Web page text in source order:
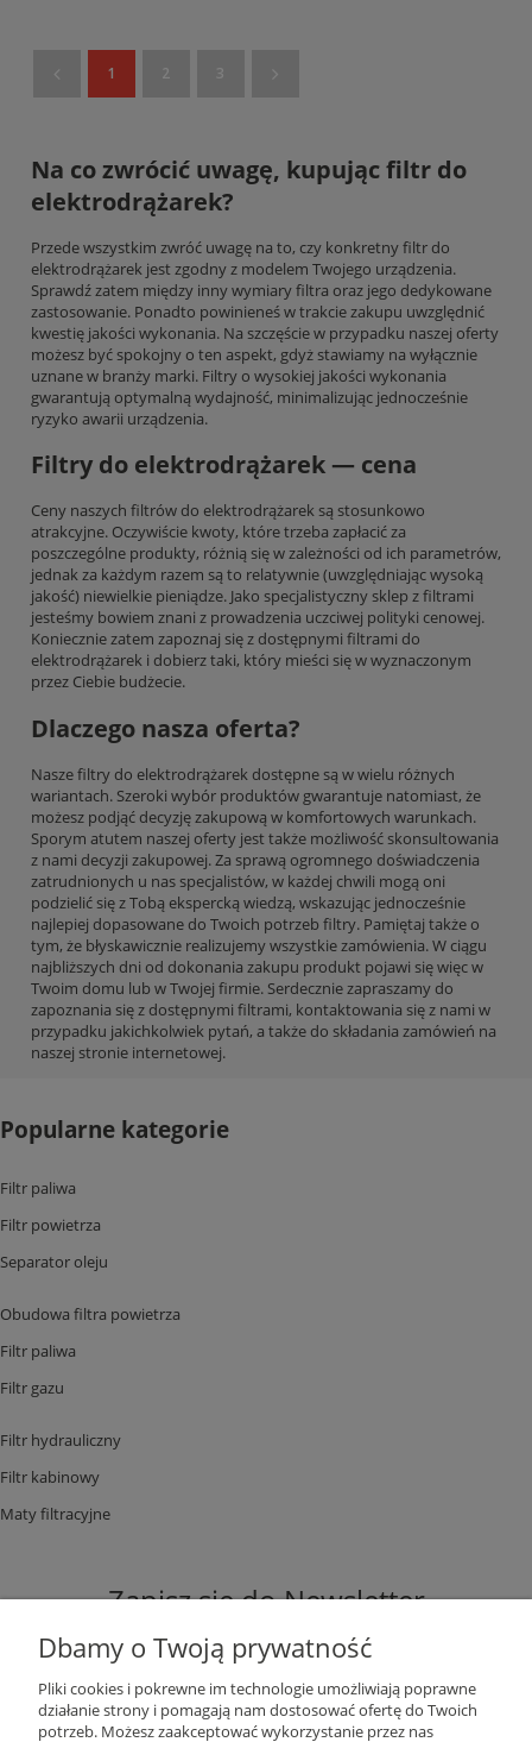
1 2 3
Na co zwrócić uwagę, kupując filtr do
elektrodrążarek?
Przede wszystkim zwróć uwagę na to, czy konkretny filtr do
elektrodrążarek jest zgodny z modelem Twojego urządzenia.
Sprawdź zatem między inny wymiary filtra oraz jego dedykowane
zastosowanie. Ponadto powinieneś w trakcie zakupu uwzględnić
kwestię jakości wykonania. Na szczęście w przypadku naszej oferty
możesz być spokojny o ten aspekt, gdyż stawiamy na wyłącznie
uznane w branży marki. Filtry o wysokiej jakości wykonania
gwarantują optymalną wydajność, minimalizując jednocześnie
ryzyko awarii urządzenia.
Filtry do elektrodrążarek — cena
Ceny naszych filtrów do elektrodrążarek są stosunkowo
atrakcyjne. Oczywiście kwoty, które trzeba zapłacić za
poszczególne produkty, różnią się w zależności od ich parametrów,
jednak za każdym razem są to relatywnie (uwzględniając wysoką
jakość) niewielkie pieniądze. Jako specjalistyczny sklep z filtrami
jesteśmy bowiem znani z prowadzenia uczciwej polityki cenowej.
Koniecznie zatem zapoznaj się z dostępnymi filtrami do
elektrodrążarek i dobierz taki, który mieści się w wyznaczonym
przez Ciebie budżecie.
Dlaczego nasza oferta?
Nasze filtry do elektrodrążarek dostępne są w wielu różnych
wariantach. Szeroki wybór produktów gwarantuje natomiast, że
możesz podjąć decyzję zakupową w komfortowych warunkach.
Sporym atutem naszej oferty jest także możliwość skonsultowania
z nami decyzji zakupowej. Za sprawą ogromnego doświadczenia
zatrudnionych u nas specjalistów, w każdej chwili mogą oni
podzielić się z Tobą ekspercką wiedzą, wskazując jednocześnie
najlepiej dopasowane do Twoich potrzeb filtry. Pamiętaj także o
tym, że błyskawicznie realizujemy wszystkie zamówienia. W ciągu
najbliższych dni od dokonania zakupu produkt pojawi się więc w
Twoim domu lub w Twojej firmie. Serdecznie zapraszamy do
zapoznania się z dostępnymi filtrami, kontaktowania się z nami w
przypadku jakichkolwiek pytań, a także do składania zamówień na
naszej stronie internetowej.
Popularne kategorie
Filtr paliwa
Filtr powietrza
Separator oleju
Obudowa filtra powietrza
Filtr paliwa
Filtr gazu
Filtr hydrauliczny
Filtr kabinowy
Maty filtracyjne
Zapisz się do Newsletter
Dbamy o Twoją prywatność
Pliki cookies i pokrewne im technologie umożliwiają poprawne
działanie strony i pomagają nam dostosować ofertę do Twoich
potrzeb. Możesz zaakceptować wykorzystanie przez nas